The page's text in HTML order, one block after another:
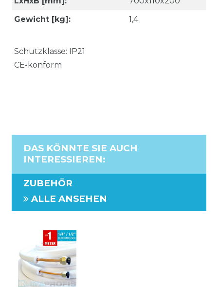
Gewicht [kg]:
1,4
Schutzklasse: IP21
CE-konform
DAS KÖNNTE SIE AUCH
INTERESSIEREN:
ZUBEHÖR
ALLE ANSEHEN